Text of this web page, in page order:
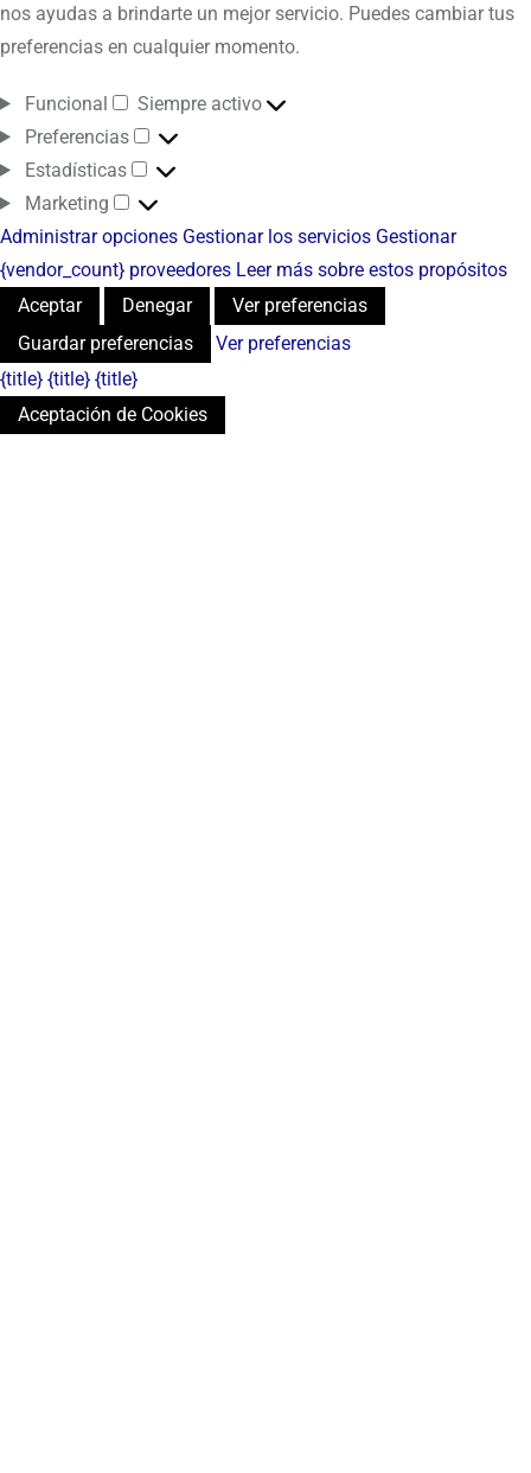
nos ayudas a brindarte un mejor servicio. Puedes cambiar tus
preferencias en cualquier momento.
Funcional
Siempre activo
Preferencias
Estadísticas
Marketing
Administrar opciones Gestionar los servicios Gestionar
{vendor_count} proveedores Leer más sobre estos propósitos
Aceptar
Denegar
Ver preferencias
Guardar preferencias
Ver preferencias
{title} {title} {title}
Aceptación de Cookies